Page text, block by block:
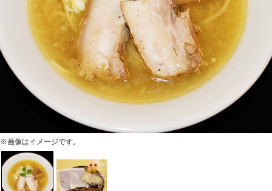
※画像はイメージです。